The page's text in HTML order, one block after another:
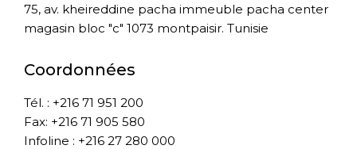
75, av. kheireddine pacha immeuble pacha center
magasin bloc "c" 1073 montpaisir. Tunisie
Coordonnées
Tél. : +216 71 951 200
Fax: +216 71 905 580
Infoline : +216 27 280 000